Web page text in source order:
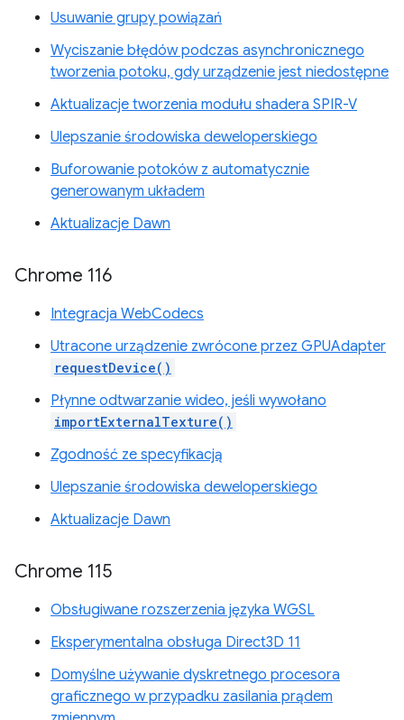
Usuwanie grupy powiązań
Wyciszanie błędów podczas asynchronicznego
tworzenia potoku, gdy urządzenie jest niedostępne
Aktualizacje tworzenia modułu shadera SPIR-V
Ulepszanie środowiska deweloperskiego
Buforowanie potoków z automatycznie
generowanym układem
Aktualizacje Dawn
Chrome 116
Integracja WebCodecs
Utracone urządzenie zwrócone przez GPUAdapter
requestDevice()
Płynne odtwarzanie wideo, jeśli wywołano
importExternalTexture()
Zgodność ze specyfikacją
Ulepszanie środowiska deweloperskiego
Aktualizacje Dawn
Chrome 115
Obsługiwane rozszerzenia języka WGSL
Eksperymentalna obsługa Direct3D 11
Domyślne używanie dyskretnego procesora
graficznego w przypadku zasilania prądem